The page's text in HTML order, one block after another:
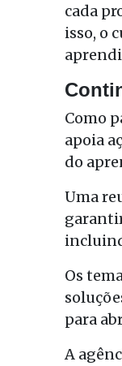
cada
isso, o
Como
apoia
do
Uma
Os
para
A